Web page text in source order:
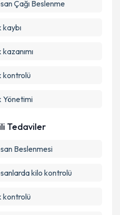
Çağı Beslenme
kaybı
kontrolü
Yönetimi
Tedaviler
Beslenmesi
kilo kontrolü
kontrolü